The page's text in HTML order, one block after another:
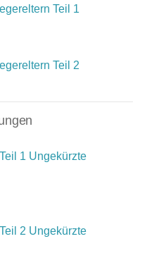
Teil 1
Teil 2
1 Ungekürzte
2 Ungekürzte